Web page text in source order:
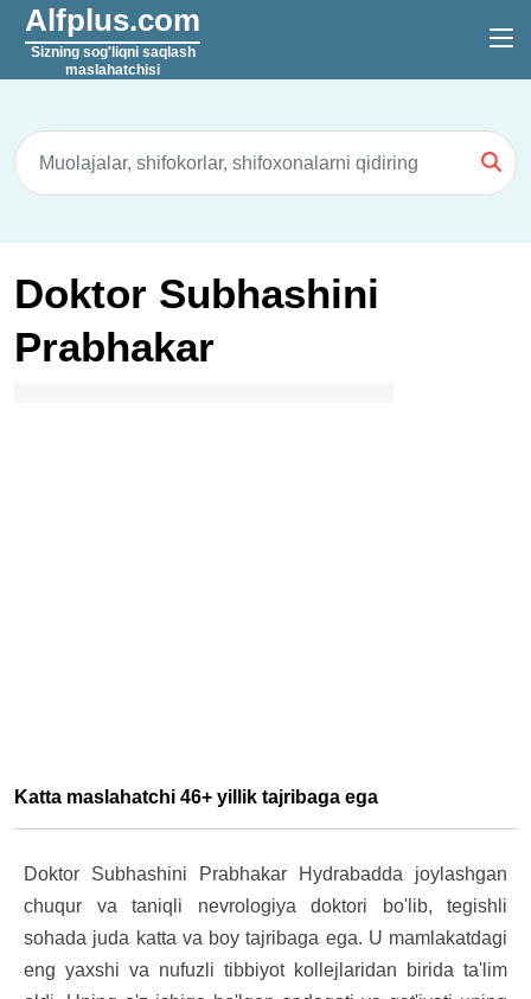
Alfplus.com
Sizning sog'liqni saqlash
maslahatchisi
Doktor Subhashini
Prabhakar
Katta maslahatchi 46+ yillik tajribaga ega
Doktor Subhashini Prabhakar Hydrabadda joylashgan
chuqur va taniqli nevrologiya doktori bo'lib, tegishli
sohada juda katta va boy tajribaga ega. U mamlakatdagi
eng yaxshi va nufuzli tibbiyot kollejlaridan birida ta'lim